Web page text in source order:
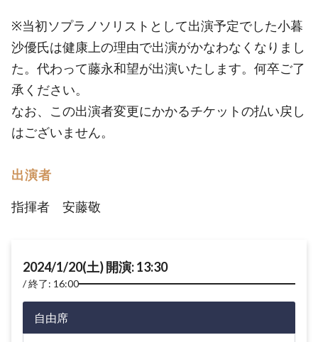
※当初ソプラノソリストとして出演予定でした小暮
沙優氏は健康上の理由で出演がかなわなくなりまし
た。代わって藤永和望が出演いたします。何卒ご了
承ください。
なお、この出演者変更にかかるチケットの払い戻し
はございません。
出演者
指揮者 安藤敬
2024/1/20(土) 開演: 13:30
終了: 16:00
自由席